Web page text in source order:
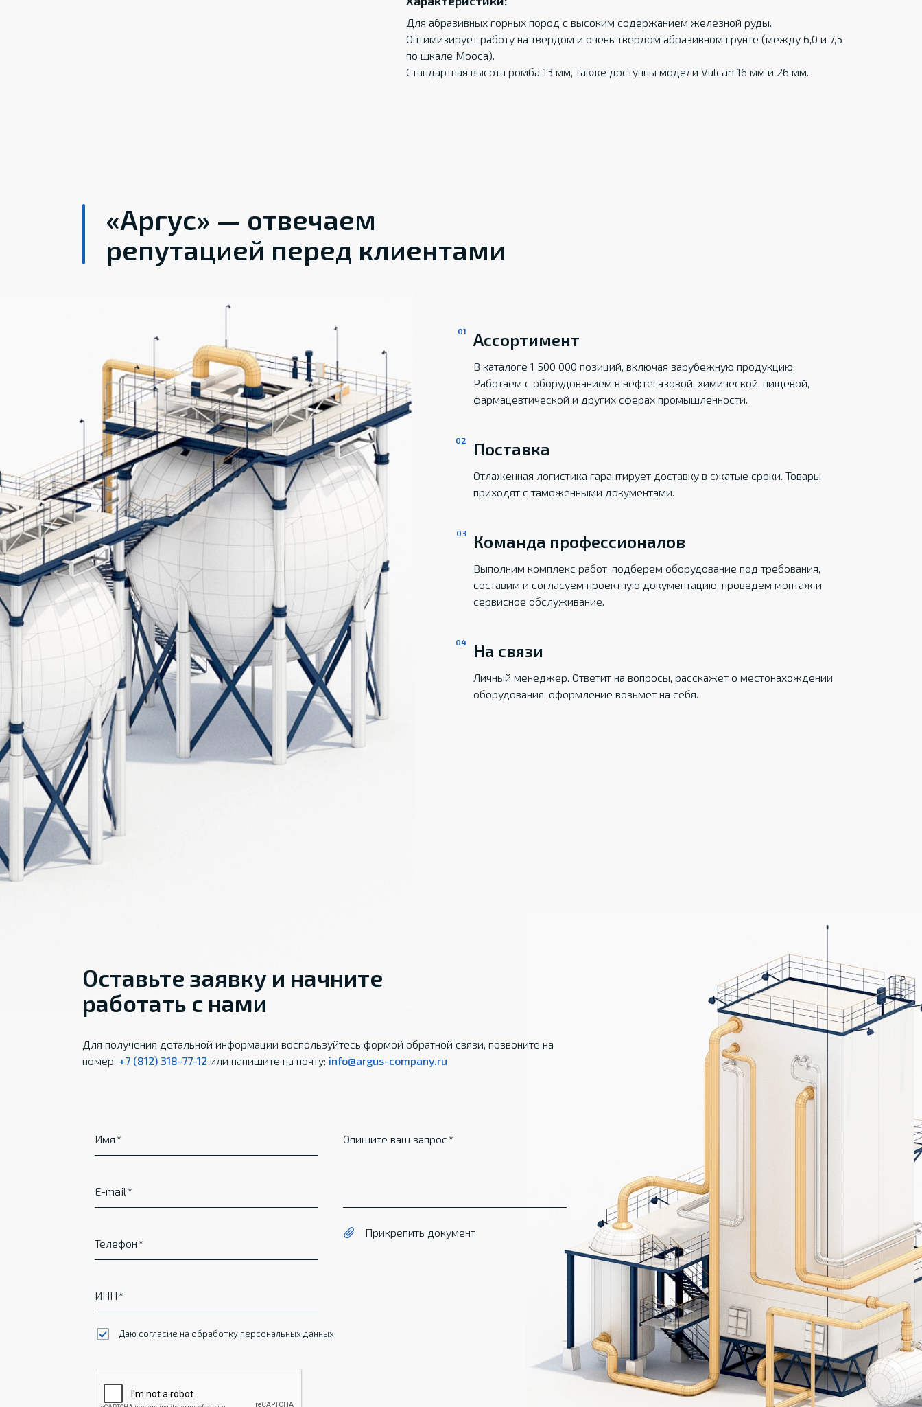
Для абразивных горных пород с высоким содержанием железной руды.
Оптимизирует работу на твердом и очень твердом абразивном грунте (между 6,0 и 7,5
по шкале Мооса).
Стандартная высота ромба 13 мм, также доступны модели Vulcan 16 мм и 26 мм.
«Аргус» — отвечаем
репутацией перед клиентами
Ассортимент
В каталоге 1 500 000 позиций, включая зарубежную продукцию.
Работаем с оборудованием в нефтегазовой, химической, пищевой,
фармацевтической и других сферах промышленности.
Поставка
Отлаженная логистика гарантирует доставку в сжатые сроки. Товары
приходят с таможенными документами.
Команда профессионалов
Выполним комплекс работ: подберем оборудование под требования,
составим и согласуем проектную документацию, проведем монтаж и
сервисное обслуживание.
На связи
Личный менеджер. Ответит на вопросы, расскажет о местонахождении
оборудования, оформление возьмет на себя.
Оставьте заявку и начните
работать с нами
Для получения детальной информации воспользуйтесь формой обратной связи, позвоните на
номер: +7 (812) 318-77-12 или напишите на почту: info@argus-company.ru
Имя
E-mail
Телефон
ИНН
Опишите ваш запрос
Прикрепить документ
Даю согласие на обработку персональных данных